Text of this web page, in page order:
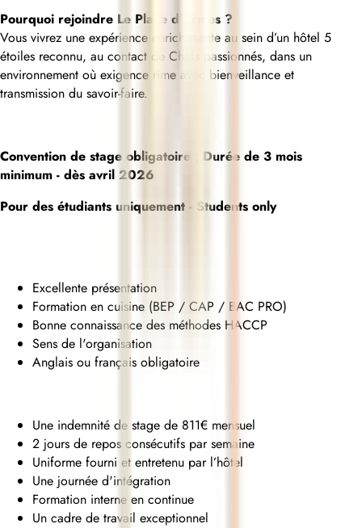
Pourquoi rejoindre Le Place d’Armes ?
Vous vivrez une expérience enrichissante au sein d’un hôtel 5
étoiles reconnu, au contact de Chefs passionnés, dans un
environnement où exigence rime avec bienveillance et
transmission du savoir-faire.
Convention de stage obligatoire
Durée de 3 mois
minimum - dès avril 2026
Pour des étudiants uniquement - Students only
Excellente présentation
Formation en cuisine (BEP / CAP / BAC PRO)
Bonne connaissance des méthodes HACCP
Sens de l'organisation
Anglais ou français obligatoire
Une indemnité de stage de 811€ mensuel
2 jours de repos consécutifs par semaine
Uniforme fourni et entretenu par l’hôtel
Une journée d'intégration
Formation interne en continue
Un cadre de travail exceptionnel